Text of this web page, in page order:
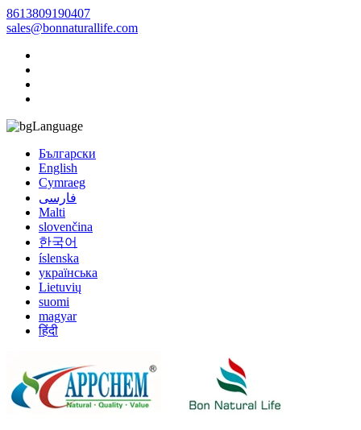
8613809190407
sales@bonnaturallife.com
Language
Български
English
Cymraeg
فارسی
Malti
slovenčina
한국어
íslenska
українська
Lietuvių
suomi
magyar
हिंदी